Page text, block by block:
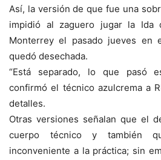
Así, la versión de que fue una
impidió al zaguero jugar la Ida
Monterrey el pasado jueves en
quedó desechada.
“Está separado, lo que pasó
confirmó el técnico azulcrema a
detalles.
Otras versiones señalan que el
cuerpo técnico y también
inconveniente a la práctica; sin